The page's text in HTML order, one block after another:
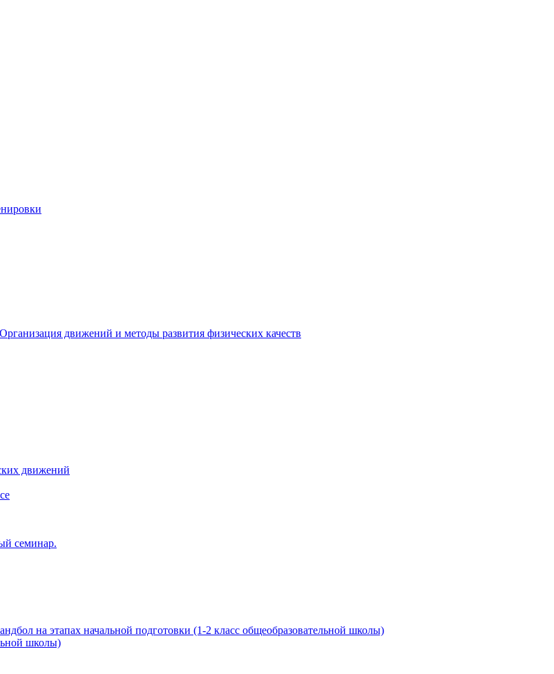
Организация движений и методы развития физических качеств
движений
семинар.
на этапах начальной подготовки (1-2 класс общеобразовательной школы)
школы)